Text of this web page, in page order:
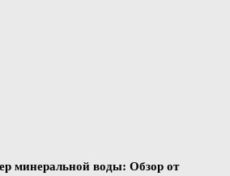
минеральной воды: Обзор от